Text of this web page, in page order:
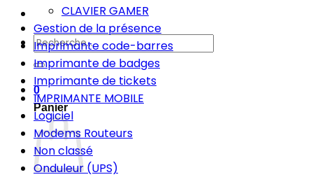
Recherche
pour :
0
Panier
CLAVIER GAMER
Gestion de la présence
Imprimante code-barres
Imprimante de badges
Imprimante de tickets
IMPRIMANTE MOBILE
Logiciel
Modems Routeurs
Non classé
Onduleur (UPS)